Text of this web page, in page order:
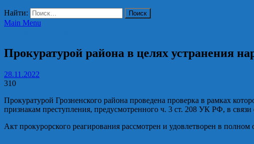
Найти:
Main Menu
Прокуратурой района в целях устранения
28.11.2022
310
Прокуратурой Грозненского района проведена проверка в рамках
признакам преступления, предусмотренного ч. 3 ст. 208 УК РФ, в
Акт прокурорского реагирования рассмотрен и удовлетворен в полном